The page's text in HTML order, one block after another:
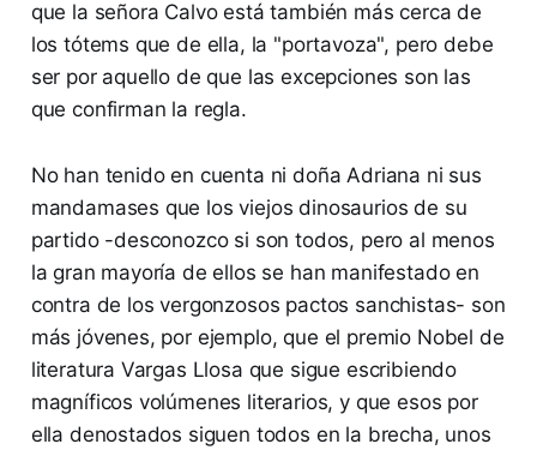
que la señora Calvo está también más cerca de
los tótems que de ella, la "portavoza", pero debe
ser por aquello de que las excepciones son las
que confirman la regla.
No han tenido en cuenta ni doña Adriana ni sus
mandamases que los viejos dinosaurios de su
partido -desconozco si son todos, pero al menos
la gran mayoría de ellos se han manifestado en
contra de los vergonzosos pactos sanchistas- son
más jóvenes, por ejemplo, que el premio Nobel de
literatura Vargas Llosa que sigue escribiendo
magníficos volúmenes literarios, y que esos por
ella denostados siguen todos en la brecha, unos